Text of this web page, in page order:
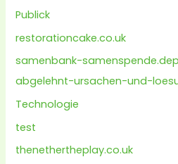
Publick
restorationcake.co.uk
samenbank-
abgelehnt-ursachen-und-
Technologie
test
thenethertheplay.co.uk